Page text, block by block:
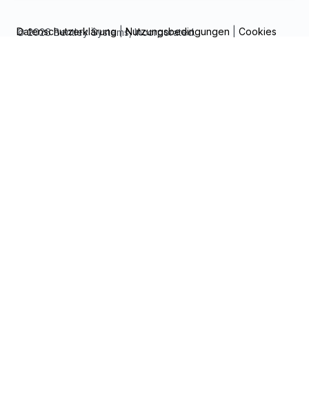
© 2026 Bentley Systems, Incorporated.
Datenschutzerklärung|Nutzungsbedingungen Cookies